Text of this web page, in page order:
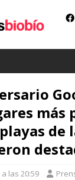
más
de
las 20:59